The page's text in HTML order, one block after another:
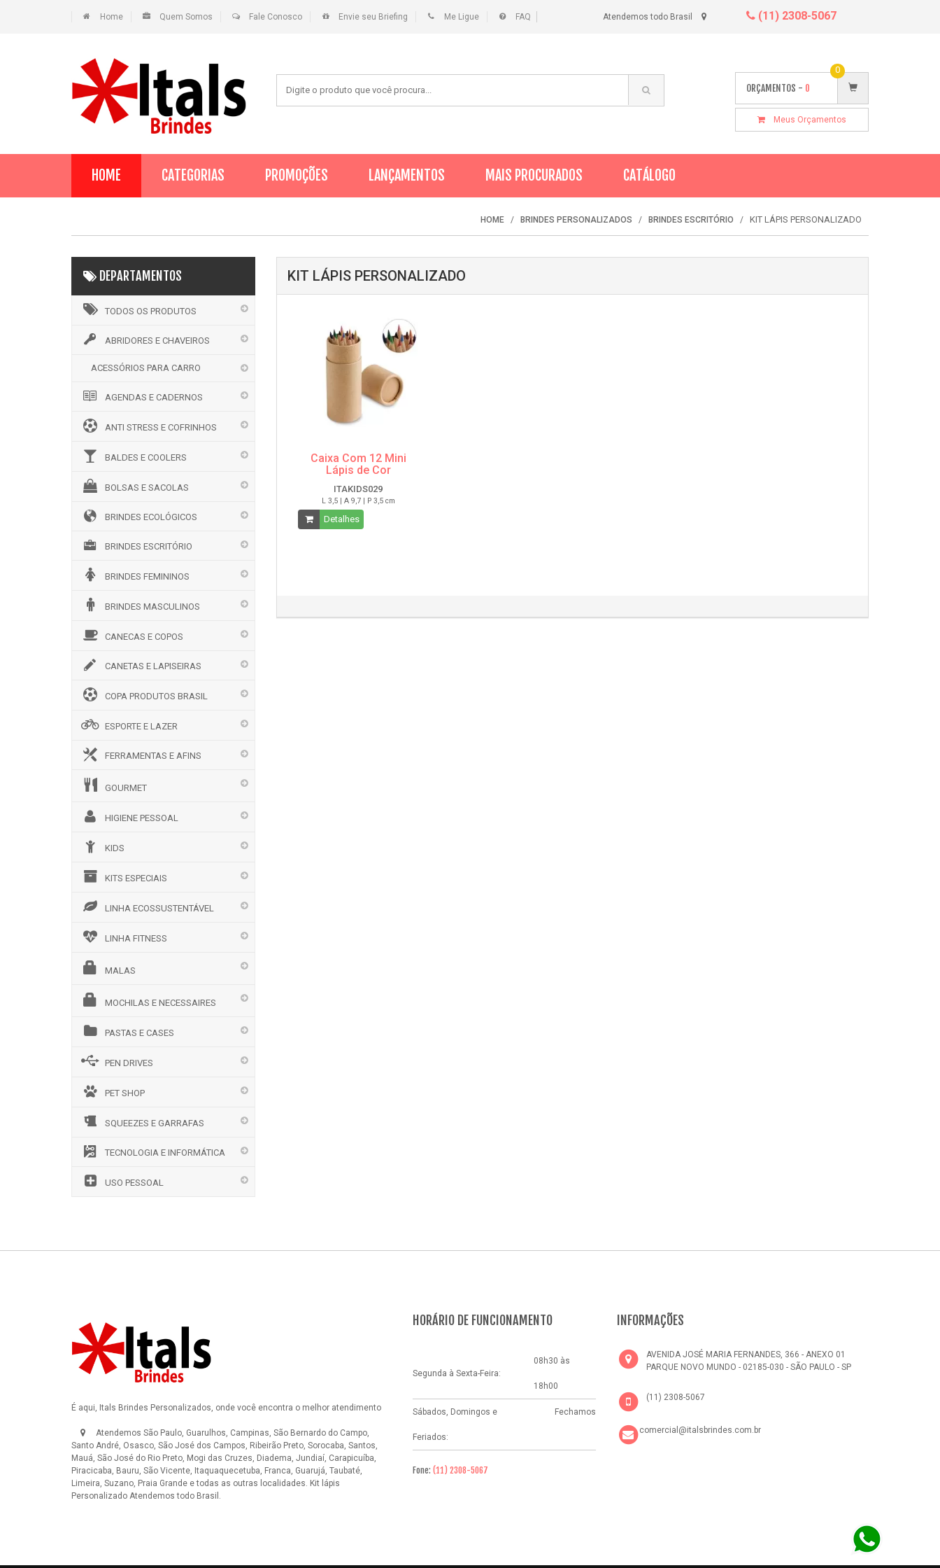
Home Quem Somos Fale Conosco Envie seu Briefing Me Ligue FAQ Atendemos todo Brasil (11) 2308-5067
ORÇAMENTOS - 0
0
Meus Orçamentos
HOME CATEGORIAS PROMOÇÕES LANÇAMENTOS MAIS PROCURADOS CATÁLOGO
HOME BRINDES PERSONALIZADOS BRINDES ESCRITÓRIO KIT LÁPIS PERSONALIZADO
DEPARTAMENTOS
TODOS OS PRODUTOS
ABRIDORES E CHAVEIROS
ACESSÓRIOS PARA CARRO
AGENDAS E CADERNOS
ANTI STRESS E COFRINHOS
BALDES E COOLERS
BOLSAS E SACOLAS
BRINDES ECOLÓGICOS
BRINDES ESCRITÓRIO
BRINDES FEMININOS
BRINDES MASCULINOS
CANECAS E COPOS
CANETAS E LAPISEIRAS
COPA PRODUTOS BRASIL
ESPORTE E LAZER
FERRAMENTAS E AFINS
GOURMET
HIGIENE PESSOAL
KIDS
KITS ESPECIAIS
LINHA ECOSSUSTENTÁVEL
LINHA FITNESS
MALAS
MOCHILAS E NECESSAIRES
PASTAS E CASES
PEN DRIVES
PET SHOP
SQUEEZES E GARRAFAS
TECNOLOGIA E INFORMÁTICA
USO PESSOAL
KIT LÁPIS PERSONALIZADO
Caixa Com 12 Mini
Lápis de Cor
ITAKIDS029
L 3,5 | A 9,7 | P 3,5 cm
Detalhes
É aqui, Itals Brindes Personalizados, onde você encontra o melhor atendimento
Atendemos São Paulo, Guarulhos, Campinas, São Bernardo do Campo,
Santo André, Osasco, São José dos Campos, Ribeirão Preto, Sorocaba, Santos,
Mauá, São José do Rio Preto, Mogi das Cruzes, Diadema, Jundiaí, Carapicuíba,
Piracicaba, Bauru, São Vicente, Itaquaquecetuba, Franca, Guarujá, Taubaté,
Limeira, Suzano, Praia Grande e todas as outras localidades. Kit lápis
Personalizado Atendemos todo Brasil.
HORÁRIO DE FUNCIONAMENTO
Segunda à Sexta-Feira:
08h30 às
18h00
Sábados, Domingos e
Feriados:
Fechamos
Fone: (11) 2308-5067
INFORMAÇÕES
AVENIDA JOSÉ MARIA FERNANDES, 366 - ANEXO 01
PARQUE NOVO MUNDO - 02185-030 - SÃO PAULO - SP
(11) 2308-5067
comercial@italsbrindes.com.br